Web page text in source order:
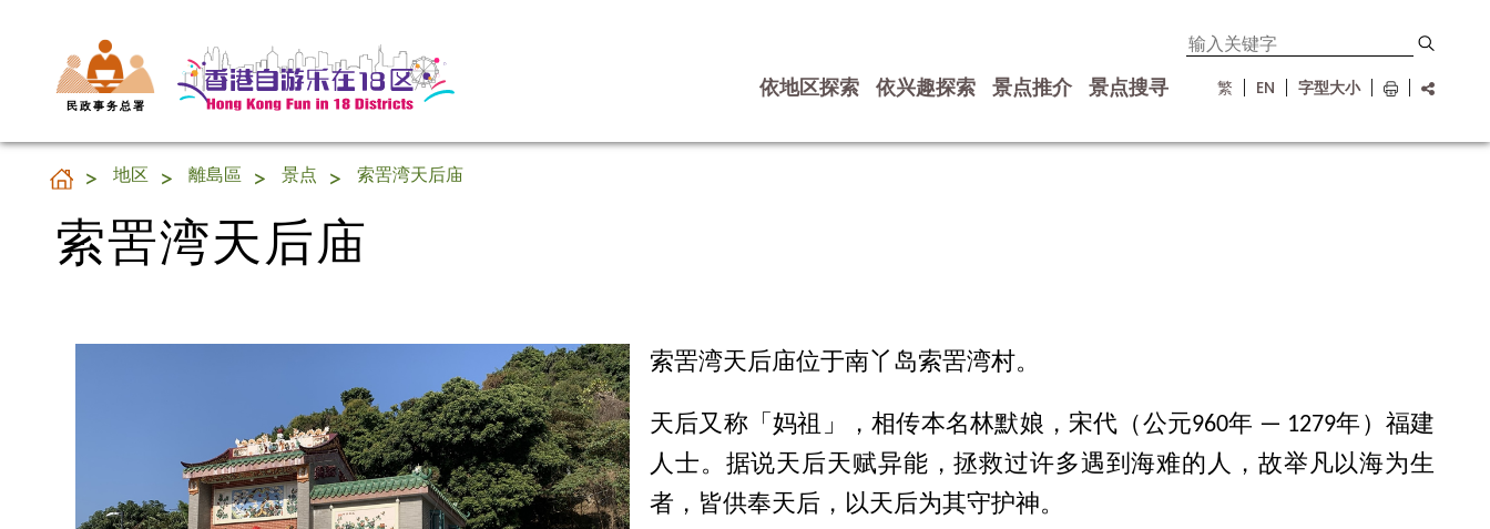
民 政 事 务 总 署
依地区探索 依兴趣探索 景点推介 景点搜寻 繁 EN 字型大小
索罟湾天后庙
地区 離島區 景点 索罟湾天后庙
索罟湾天后庙
索罟湾天后庙位于南丫岛索罟湾村。
天后又称「妈祖」，相传本名林默娘，宋代（公元960年 — 1279年）福建
人士。据说天后天赋异能，拯救过许多遇到海难的人，故举凡以海为生
者，皆供奉天后，以天后为其守护神。